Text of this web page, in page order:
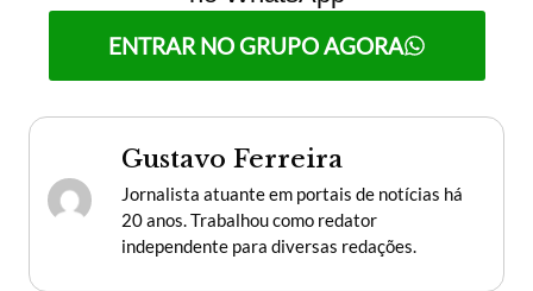
ENTRAR NO GRUPO AGORA
Gustavo Ferreira
Jornalista atuante em portais de notícias há
20 anos. Trabalhou como redator
independente para diversas redações.